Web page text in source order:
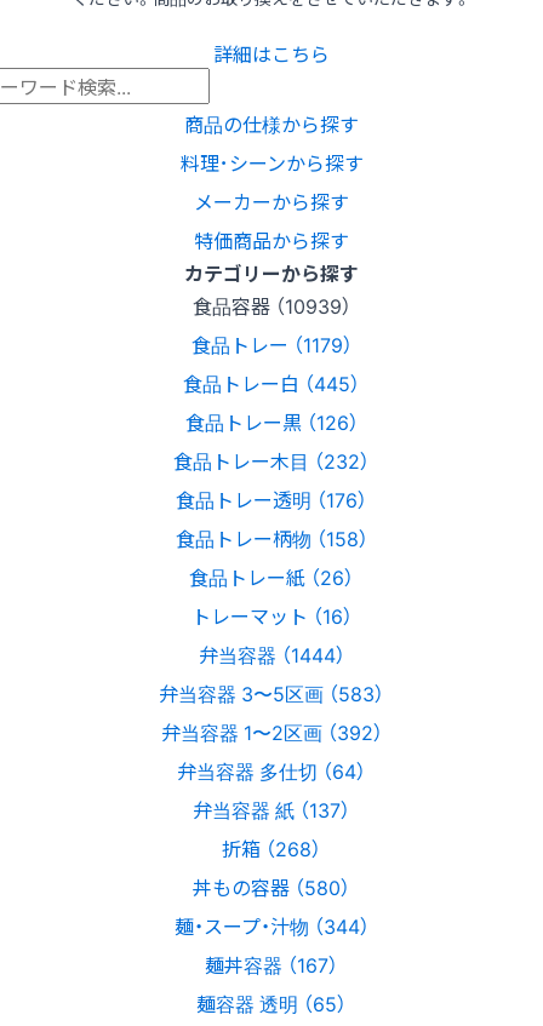
詳細はこちら
商品の仕様から探す
料理･シーンから探す
メーカーから探す
特価商品から探す
カテゴリーから探す
食品容器 （10939）
食品トレー （1179）
食品トレー白 （445）
食品トレー黒 （126）
食品トレー木目 （232）
食品トレー透明 （176）
食品トレー柄物 （158）
食品トレー紙 （26）
トレーマット （16）
弁当容器 （1444）
弁当容器 3〜5区画 （583）
弁当容器 1〜2区画 （392）
弁当容器 多仕切 （64）
弁当容器 紙 （137）
折箱 （268）
丼もの容器 （580）
麺・スープ・汁物 （344）
麺丼容器 （167）
麺容器 透明 （65）